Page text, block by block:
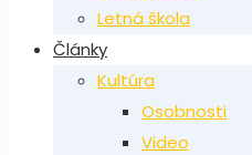
Letná škola
Články
Kultúra
Osobnosti
Video